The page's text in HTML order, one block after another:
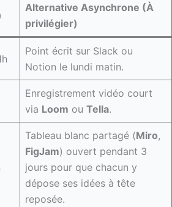
Alternative Asynchrone (À
privilégier)
Point écrit sur Slack ou
Notion le lundi matin.
Enregistrement vidéo court
via Loom ou Tella.
Tableau blanc partagé (Miro,
FigJam) ouvert pendant 3
jours pour que chacun y
dépose ses idées à tête
reposée.